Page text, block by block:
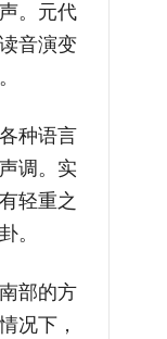
。元代
音演变
种语言
调。实
轻重之
。
部的方
况下，